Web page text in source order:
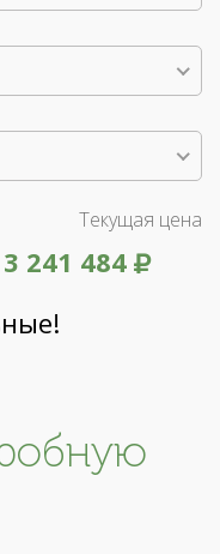
Текущая цена
3 241 484